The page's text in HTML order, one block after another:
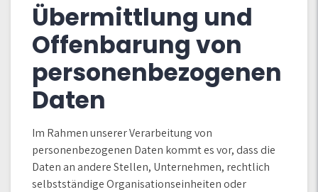
Übermittlung und
Offenbarung von
personenbezogenen
Daten
Im Rahmen unserer Verarbeitung von
personenbezogenen Daten kommt es vor, dass die
Daten an andere Stellen, Unternehmen, rechtlich
selbstständige Organisationseinheiten oder